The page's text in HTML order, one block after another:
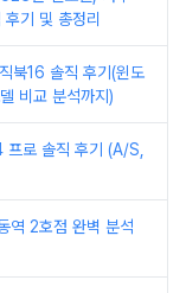
기 및 총정리
북16 솔직 후기(윈도
비교 분석까지)
프로 솔직 후기 (A/S,
역 2호점 완벽 분석